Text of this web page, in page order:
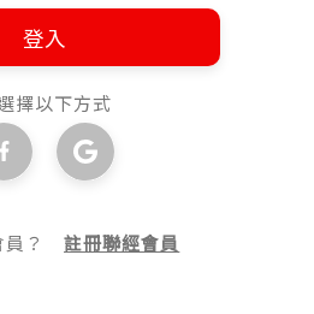
登入
擇以下方式
員？註冊聯經會員